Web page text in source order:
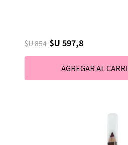
$U 854 $U 597,8